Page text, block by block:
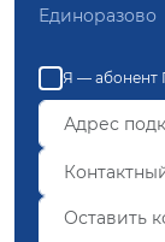
Единоразово
Я — абонент